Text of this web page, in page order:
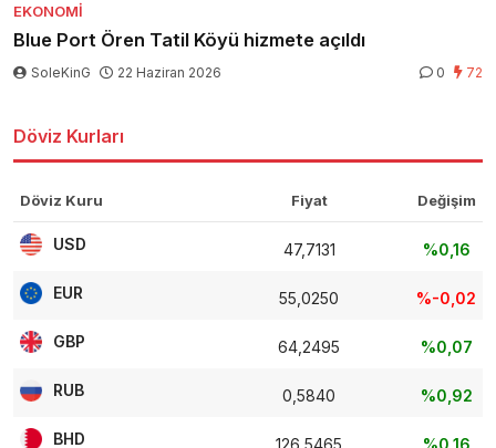
EKONOMI
Blue Port Ören Tatil Köyü hizmete açıldı
SoleKinG 22 Haziran 2026 0 72
Döviz Kurları
Döviz Kuru Fiyat Değişim
USD 47,7131 %0,16
EUR 55,0250 %-0,02
GBP 64,2495 %0,07
RUB 0,5840 %0,92
BHD 126,5465 %0,16